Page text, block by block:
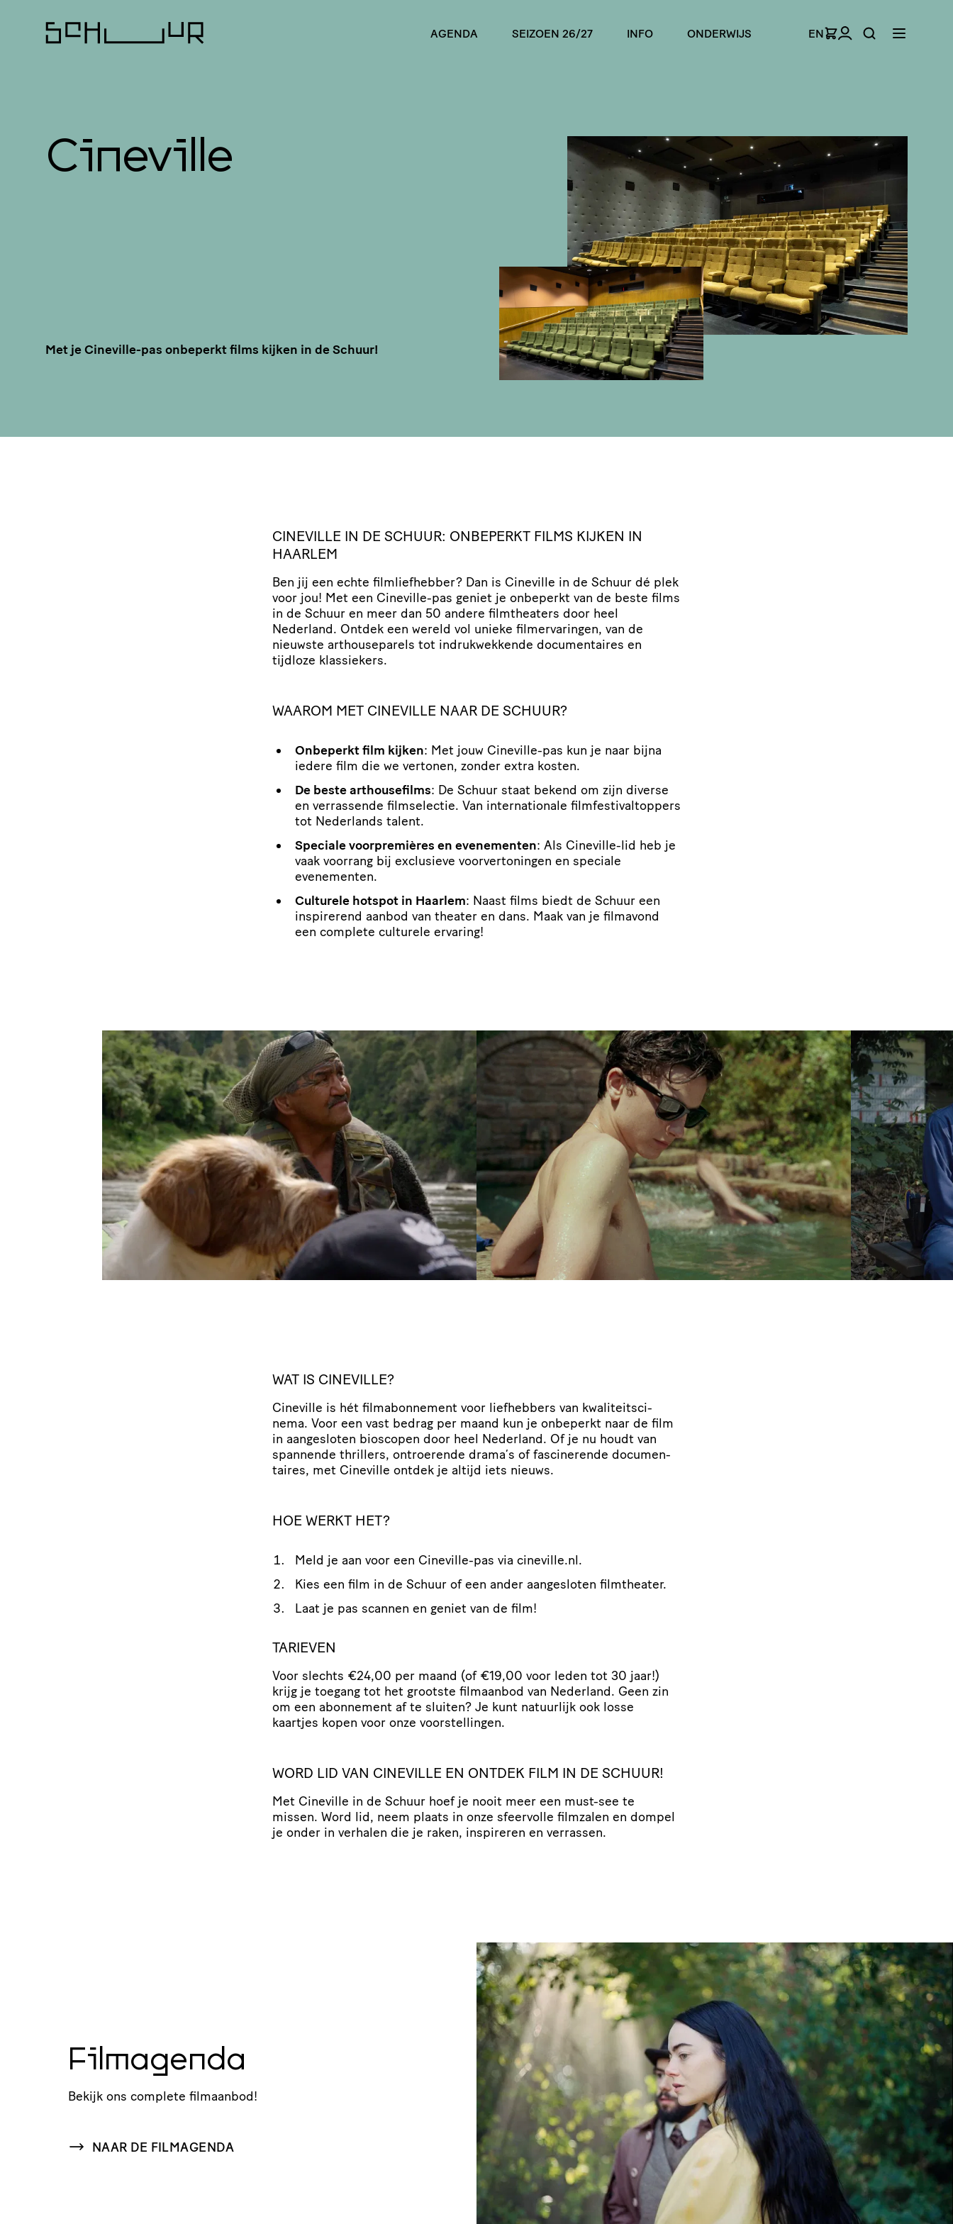
AGENDA SEIZOEN 26/27 INFO ONDERWIJS EN
Cineville
Met je Cineville-pas onbeperkt films kijken in de Schuur!
CINEVILLE IN DE SCHUUR: ONBEPERKT FILMS KIJKEN IN
HAARLEM
Ben jij een echte film­lief­hebber? Dan is Cineville in de Schuur dé plek
voor jou! Met een Cineville-pas geniet je onbeperkt van de beste films
in de Schuur en meer dan 50 andere film­the­a­ters door heel
Nederland. Ontdek een wereld vol unieke film­er­va­ringen, van de
nieuwste arthou­se­pa­rels tot indruk­wek­kende docu­men­taires en
tijdloze klassiekers.
WAAROM MET CINEVILLE NAAR DE SCHUUR?
Onbeperkt film kijken: Met jouw Cineville-pas kun je naar bijna
iedere film die we vertonen, zonder extra kosten.
De beste arthou­se­films: De Schuur staat bekend om zijn diverse
en verrassende film­se­lectie. Van inter­na­ti­o­nale film­fes­ti­val­top­pers
tot Nederlands talent.
Speciale voor­pre­mi­ères en evenementen: Als Cineville-lid heb je
vaak voorrang bij exclusieve voor­ver­to­ningen en speciale
evenementen.
Culturele hotspot in Haarlem: Naast films biedt de Schuur een
inspirerend aanbod van theater en dans. Maak van je filmavond
een complete culturele ervaring!
WAT IS CINEVILLE?
Cineville is hét film­abon­ne­ment voor liefhebbers van kwali­teits­ci­
nema. Voor een vast bedrag per maand kun je onbeperkt naar de film
in aangesloten bioscopen door heel Nederland. Of je nu houdt van
spannende thrillers, ontroerende drama’s of fasci­ne­rende docu­men­
taires, met Cineville ontdek je altijd iets nieuws.
HOE WERKT HET?
Meld je aan voor een Cineville-pas via cineville​.nl.
Kies een film in de Schuur of een ander aangesloten filmtheater.
Laat je pas scannen en geniet van de film!
TARIEVEN
Voor slechts €24,00 per maand (of €19,00 voor leden tot 30 jaar!)
krijg je toegang tot het grootste filmaanbod van Nederland. Geen zin
om een abonnement af te sluiten? Je kunt natuurlijk ook losse
kaartjes kopen voor onze voorstellingen.
WORD LID VAN CINEVILLE EN ONTDEK FILM IN DE SCHUUR!
Met Cineville in de Schuur hoef je nooit meer een must-see te
missen. Word lid, neem plaats in onze sfeervolle filmzalen en dompel
je onder in verhalen die je raken, inspireren en verrassen.
Filmagenda
Bekijk ons complete filmaanbod!
NAAR DE FILMAGENDA